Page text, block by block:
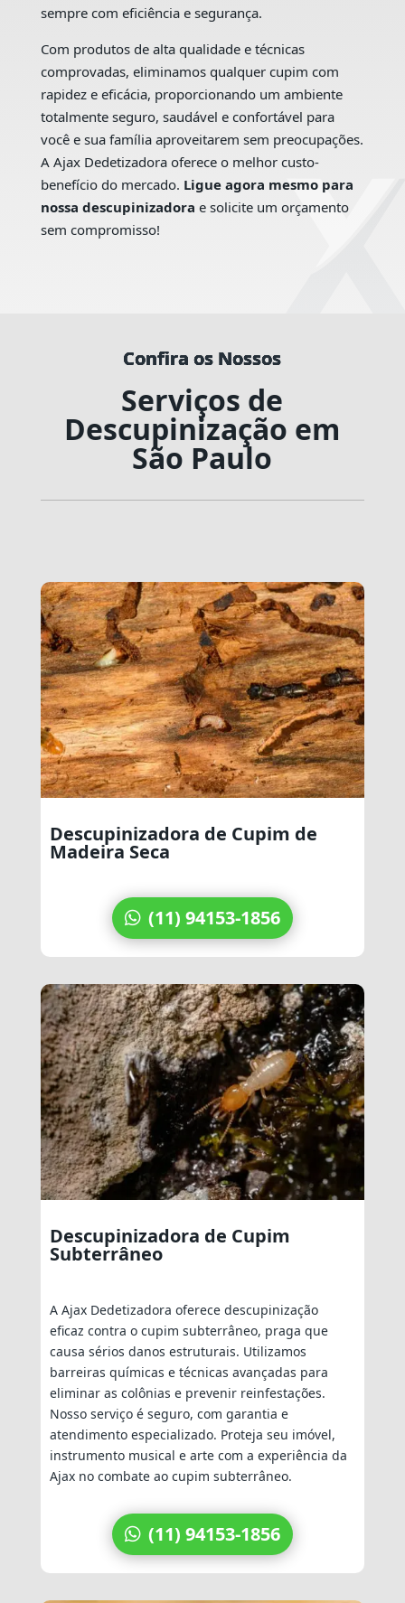
sempre com eficiência e segurança.
Com produtos de alta qualidade e técnicas
comprovadas, eliminamos qualquer cupim com
rapidez e eficácia, proporcionando um ambiente
totalmente seguro, saudável e confortável para
você e sua família aproveitarem sem preocupações.
A Ajax Dedetizadora oferece o melhor custo-
benefício do mercado. Ligue agora mesmo para
nossa descupinizadora e solicite um orçamento
sem compromisso!
Serviços de
Descupinização em
São Paulo
Confira os Nossos
Confira os Nossos
Confira os Nossos
Confira os Nossos
Confira os Nossos
Descupinizadora de Cupim de
Madeira Seca
A Ajax Dedetizadora é especialista em
(11) 94153-1856
Descupinizadora de Cupim
Subterrâneo
A Ajax Dedetizadora oferece descupinização
eficaz contra o cupim subterrâneo, praga que
causa sérios danos estruturais. Utilizamos
barreiras químicas e técnicas avançadas para
eliminar as colônias e prevenir reinfestações.
Nosso serviço é seguro, com garantia e
atendimento especializado. Proteja seu imóvel,
instrumento musical e arte com a experiência da
Ajax no combate ao cupim subterrâneo.
(11) 94153-1856